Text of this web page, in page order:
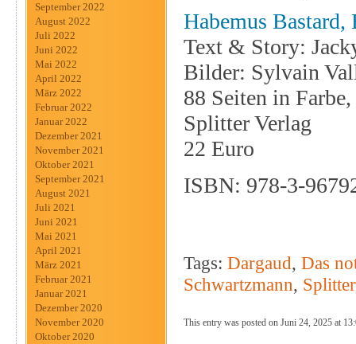
September 2022
August 2022
Juli 2022
Juni 2022
Mai 2022
April 2022
März 2022
Februar 2022
Januar 2022
Dezember 2021
November 2021
Oktober 2021
September 2021
August 2021
Juli 2021
Juni 2021
Mai 2021
April 2021
März 2021
Februar 2021
Januar 2021
Dezember 2020
November 2020
Oktober 2020
Habemus
Text & Story:
Bilder: Sylvain
88 Seiten in
Splitter Verlag
22 Euro
ISBN: 978-3-
Tags: Dargaud, Das
Schwartzmann, Splitter
This entry was posted on Juni 24, 2025 at